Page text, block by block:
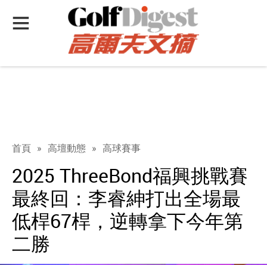
首頁 » 高壇動態 » 高球賽事
2025 ThreeBond福興挑戰賽
最終回：李睿紳打出全場最
低桿67桿，逆轉拿下今年第
二勝